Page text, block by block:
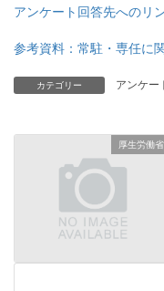
アンケート回答先へのリ
参考資料：常駐・専任に
カテゴリー アンケー
厚生労働省